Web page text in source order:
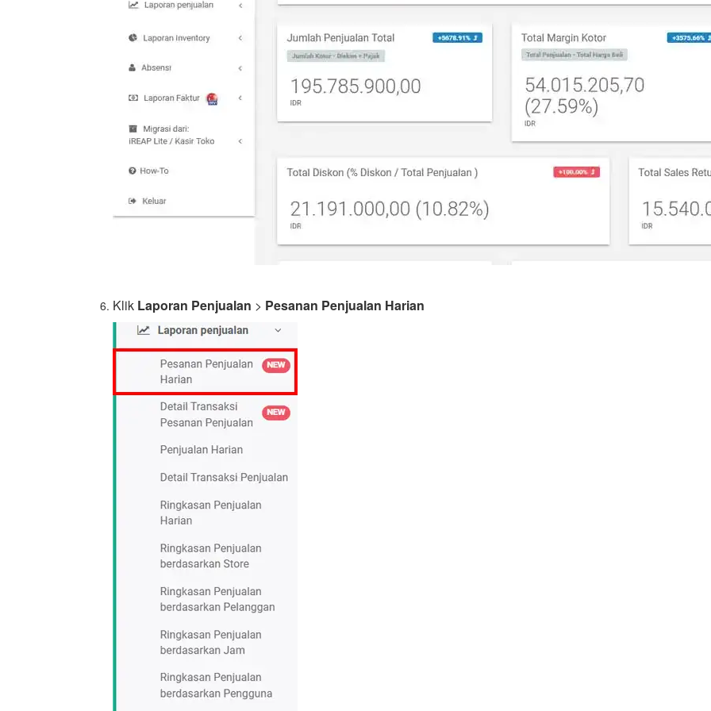
Klik Laporan Penjualan > Pesanan Penjualan Harian